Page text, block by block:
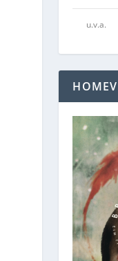
u.v.a.